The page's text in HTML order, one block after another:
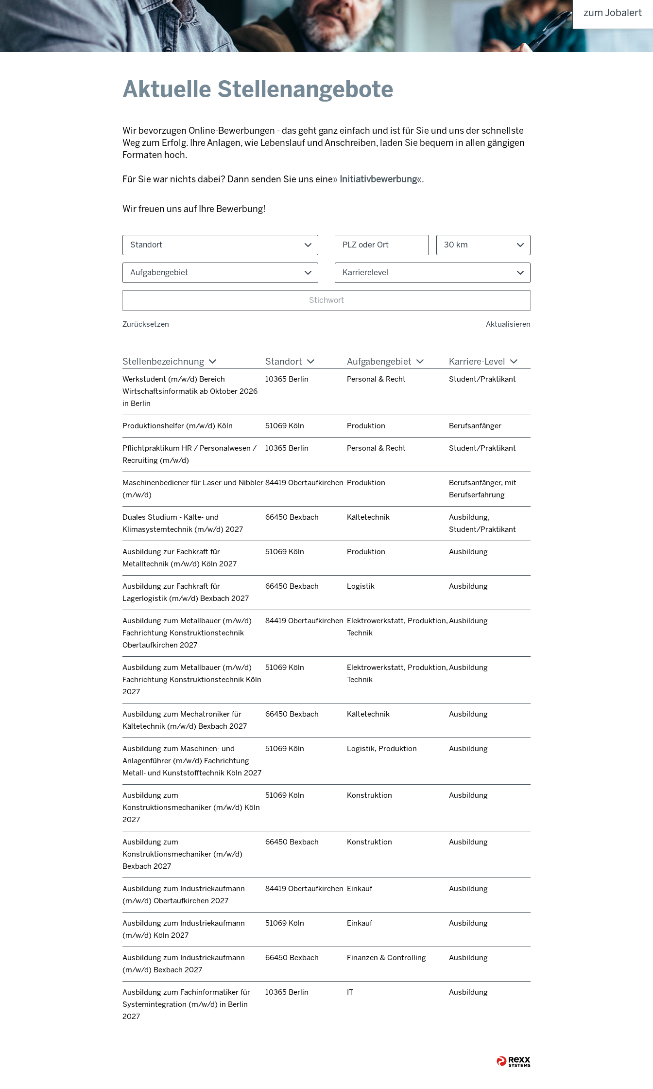
Aktuelle Stellenangebote
Wir bevorzugen Online-Bewerbungen - das geht ganz einfach und ist für Sie und uns der schnellste
Weg zum Erfolg. Ihre Anlagen, wie Lebenslauf und Anschreiben, laden Sie bequem in allen gängigen
Formaten hoch.
Für Sie war nichts dabei? Dann senden Sie uns eine Initiativbewerbung .
Wir freuen uns auf Ihre Bewerbung!
Standort 30 km
Aufgabengebiet Karrierelevel
Zurücksetzen Aktualisieren
Stellenbezeichnung Standort Aufgabengebiet Karriere-Level
Werkstudent (m/w/d) Bereich
Wirtschaftsinformatik ab Oktober 2026
in Berlin
10365 Berlin Personal & Recht Student/Praktikant
Produktionshelfer (m/w/d) Köln 51069 Köln Produktion Berufsanfänger
Pflichtpraktikum HR / Personalwesen /
Recruiting (m/w/d)
10365 Berlin Personal & Recht Student/Praktikant
Maschinenbediener für Laser und Nibbler
(m/w/d)
84419 Obertaufkirchen Produktion
Berufsanfänger, mit
Berufserfahrung
Duales Studium - Kälte- und
Klimasystemtechnik (m/w/d) 2027
66450 Bexbach Kältetechnik
Ausbildung,
Student/Praktikant
Ausbildung zur Fachkraft für
Metalltechnik (m/w/d) Köln 2027
51069 Köln Produktion Ausbildung
Ausbildung zur Fachkraft für
Lagerlogistik (m/w/d) Bexbach 2027
66450 Bexbach Logistik Ausbildung
Ausbildung zum Metallbauer (m/w/d)
Fachrichtung Konstruktionstechnik
Obertaufkirchen 2027
84419 Obertaufkirchen Elektrowerkstatt, Produktion,
Technik
Ausbildung
Ausbildung zum Metallbauer (m/w/d)
Fachrichtung Konstruktionstechnik Köln
2027
51069 Köln
Elektrowerkstatt, Produktion,
Technik
Ausbildung
Ausbildung zum Mechatroniker für
Kältetechnik (m/w/d) Bexbach 2027
66450 Bexbach Kältetechnik Ausbildung
Ausbildung zum Maschinen- und
Anlagenführer (m/w/d) Fachrichtung
Metall- und Kunststofftechnik Köln 2027
51069 Köln Logistik, Produktion Ausbildung
Ausbildung zum
Konstruktionsmechaniker (m/w/d) Köln
2027
51069 Köln Konstruktion Ausbildung
Ausbildung zum
Konstruktionsmechaniker (m/w/d)
Bexbach 2027
66450 Bexbach Konstruktion Ausbildung
Ausbildung zum Industriekaufmann
(m/w/d) Obertaufkirchen 2027
84419 Obertaufkirchen Einkauf Ausbildung
Ausbildung zum Industriekaufmann
(m/w/d) Köln 2027
51069 Köln Einkauf Ausbildung
Ausbildung zum Industriekaufmann
(m/w/d) Bexbach 2027
66450 Bexbach Finanzen & Controlling Ausbildung
Ausbildung zum Fachinformatiker für
Systemintegration (m/w/d) in Berlin
2027
10365 Berlin IT Ausbildung
zum Jobalert